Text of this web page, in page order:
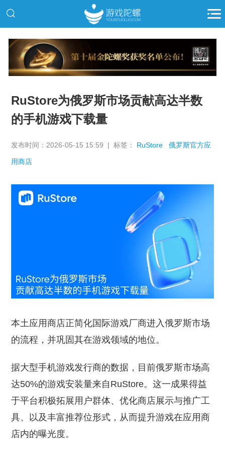
推广
RuStore为俄罗斯市场贡献高达半数
的手机游戏下载量
发布时间：2026-05-15 15:59 | 标签： RuStore 俄罗斯官方应
用商店
本土应用商店正简化国际游戏厂商进入俄罗斯市场
的流程，并巩固其在游戏领域的地位。
据大型手机游戏发行商的数据，目前俄罗斯市场高
达50%的游戏安装量来自RuStore。这一成果得益
于平台积极拓展用户群体、优化商店展示与推广工
具、以及丰富推荐位形式，从而提升游戏在应用商
店内的曝光度。